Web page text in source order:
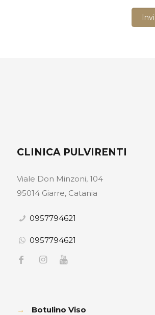
CLINICA PULVIRENTI
Viale Don Minzoni, 104
95014 Giarre, Catania
0957794621
0957794621
→ Botulino Viso